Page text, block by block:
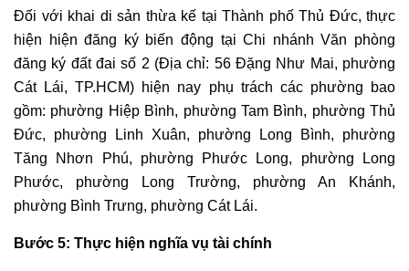
vụ
kê
khai
di
sản
thừa
kế
Tư
vấn
tranh
chấp
Đối với khai di sản thừa kế tại Thành phố Thủ Đức, thực
hiện hiện đăng ký biến động tại Chi nhánh Văn phòng
đăng ký đất đai số 2 (Địa chỉ: 56 Đặng Như Mai, phường
Cát Lái, TP.HCM) hiện nay phụ trách các phường bao
gồm: phường Hiệp Bình, phường Tam Bình, phường Thủ
Đức, phường Linh Xuân, phường Long Bình, phường
Tăng Nhơn Phú, phường Phước Long, phường Long
Phước, phường Long Trường, phường An Khánh,
phường Bình Trưng, phường Cát Lái.
Bước 5: Thực hiện nghĩa vụ tài chính